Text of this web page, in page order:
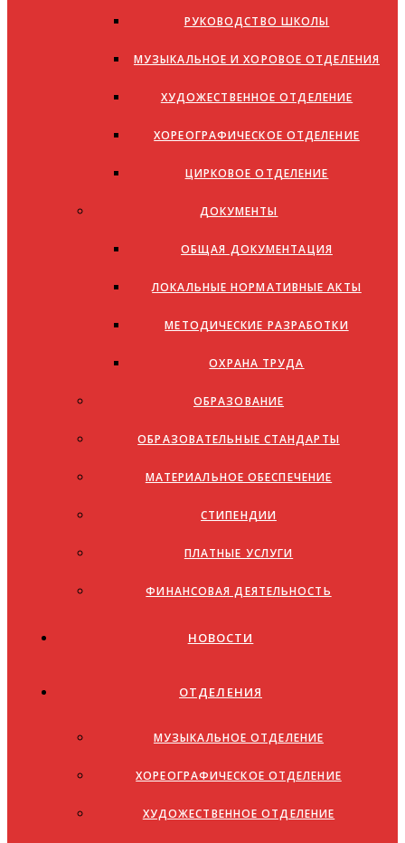
РУКОВОДСТВО ШКОЛЫ
МУЗЫКАЛЬНОЕ И ХОРОВОЕ ОТДЕЛЕНИЯ
ХУДОЖЕСТВЕННОЕ ОТДЕЛЕНИЕ
ХОРЕОГРАФИЧЕСКОЕ ОТДЕЛЕНИЕ
ЦИРКОВОЕ ОТДЕЛЕНИЕ
ДОКУМЕНТЫ
ОБЩАЯ ДОКУМЕНТАЦИЯ
ЛОКАЛЬНЫЕ НОРМАТИВНЫЕ АКТЫ
МЕТОДИЧЕСКИЕ РАЗРАБОТКИ
ОХРАНА ТРУДА
ОБРАЗОВАНИЕ
ОБРАЗОВАТЕЛЬНЫЕ СТАНДАРТЫ
МАТЕРИАЛЬНОЕ ОБЕСПЕЧЕНИЕ
СТИПЕНДИИ
ПЛАТНЫЕ УСЛУГИ
ФИНАНСОВАЯ ДЕЯТЕЛЬНОСТЬ
НОВОСТИ
ОТДЕЛЕНИЯ
МУЗЫКАЛЬНОЕ ОТДЕЛЕНИЕ
ХОРЕОГРАФИЧЕСКОЕ ОТДЕЛЕНИЕ
ХУДОЖЕСТВЕННОЕ ОТДЕЛЕНИЕ